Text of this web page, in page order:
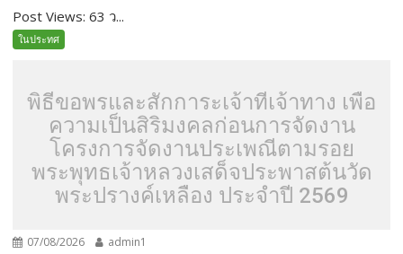
Post Views: 63 ว...
ในประทศ
พิธีขอพรและสักการะเจ้าที่เจ้าทาง เพื่อ
ความเป็นสิริมงคลก่อนการจัดงาน
โครงการจัดงานประเพณีตามรอย
พระพุทธเจ้าหลวงเสด็จประพาสต้นวัด
พระปรางค์เหลือง ประจำปี 2569
07/08/2026 admin1